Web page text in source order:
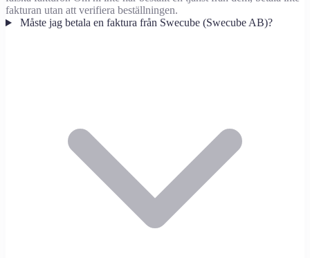
fakturan utan att verifiera beställningen.
Måste jag betala en faktura från Swecube (Swecube AB)?